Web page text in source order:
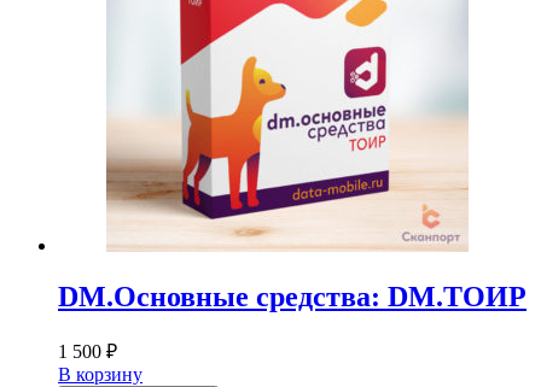
DM.Основные средства: DM.ТОИР
1 500 ₽
В корзину